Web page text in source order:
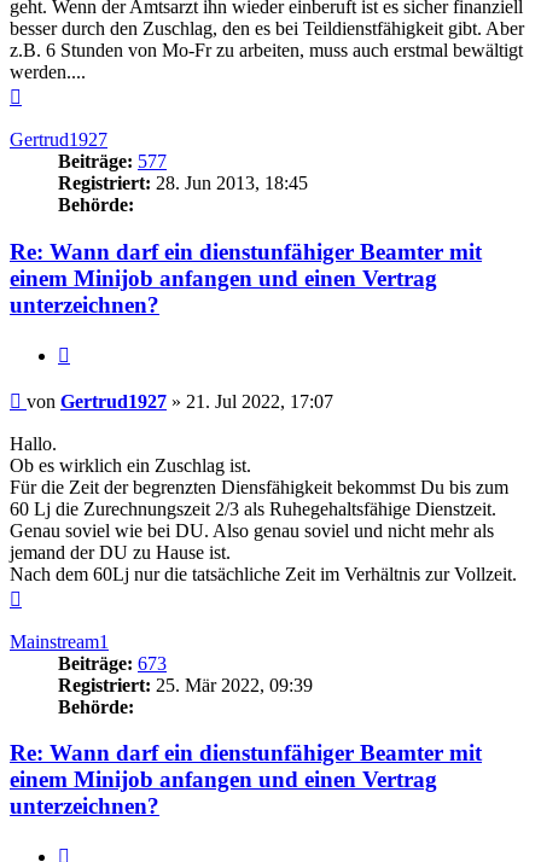
geht. Wenn der Amtsarzt ihn wieder einberuft ist es sicher finanziell
besser durch den Zuschlag, den es bei Teildienstfähigkeit gibt. Aber
z.B. 6 Stunden von Mo-Fr zu arbeiten, muss auch erstmal bewältigt
werden....
Gertrud1927
Beiträge: 577
Registriert: 28. Jun 2013, 18:45
Behörde:
Re: Wann darf ein dienstunfähiger Beamter mit
einem Minijob anfangen und einen Vertrag
unterzeichnen?
Beitrag
von Gertrud1927 » 21. Jul 2022, 17:07
Hallo.
Ob es wirklich ein Zuschlag ist.
Für die Zeit der begrenzten Diensfähigkeit bekommst Du bis zum
60 Lj die Zurechnungszeit 2/3 als Ruhegehaltsfähige Dienstzeit.
Genau soviel wie bei DU. Also genau soviel und nicht mehr als
jemand der DU zu Hause ist.
Nach dem 60Lj nur die tatsächliche Zeit im Verhältnis zur Vollzeit.
Mainstream1
Beiträge: 673
Registriert: 25. Mär 2022, 09:39
Behörde:
Re: Wann darf ein dienstunfähiger Beamter mit
einem Minijob anfangen und einen Vertrag
unterzeichnen?